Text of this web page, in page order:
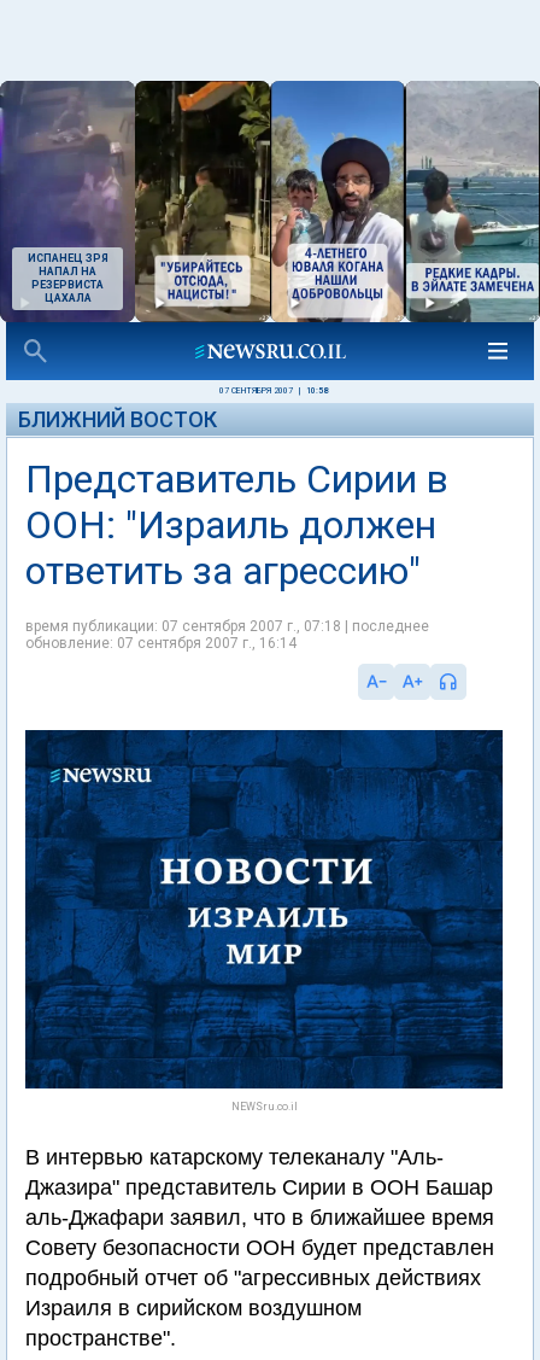
ИСПАНЕЦ ЗРЯ
НАПАЛ НА
РЕЗЕРВИСТА
ЦАХАЛА
07 СЕНТЯБРЯ 2007 10:58
БЛИЖНИЙ ВОСТОК
Представитель Сирии в
ООН: "Израиль должен
ответить за агрессию"
время публикации: 07 сентября 2007 г., 07:18 | последнее
обновление: 07 сентября 2007 г., 16:14
NEWSru.co.il
В интервью катарскому телеканалу "Аль-
Джазира" представитель Сирии в ООН Башар
аль-Джафари заявил, что в ближайшее время
Совету безопасности ООН будет представлен
подробный отчет об "агрессивных действиях
Израиля в сирийском воздушном
пространстве".